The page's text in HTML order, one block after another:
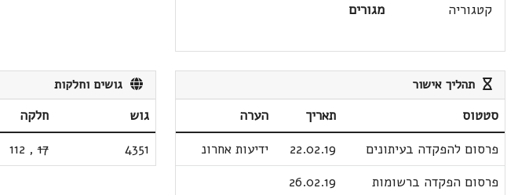
קטגוריה
מגורים
תהליך אישור
סטטוס תאריך
הערה
פרסום להפקדה בעיתונים
22.02.19
ידיעות אחרונ
פרסום הפקדה ברשומות
26.02.19
גושים וחלקות
גוש
חלקה
4351
17
,
112